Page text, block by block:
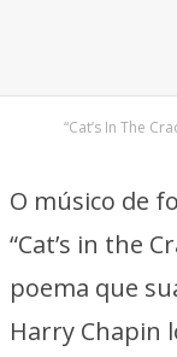
“Cat’s In The
O músico de
“Cat’s in the
poema que
Harry Chapin